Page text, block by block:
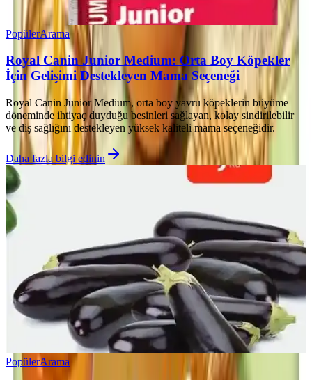
PopülerArama
Royal Canin Junior Medium: Orta Boy Köpekler
İçin Gelişimi Destekleyen Mama Seçeneği
Royal Canin Junior Medium, orta boy yavru köpeklerin büyüme
döneminde ihtiyaç duyduğu besinleri sağlayan, kolay sindirilebilir
ve diş sağlığını destekleyen yüksek kaliteli mama seçeneğidir.
Daha fazla bilgi edinin
PopülerArama